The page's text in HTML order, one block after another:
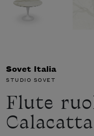
Sovet Italia
STUDIO SOVET
Flute